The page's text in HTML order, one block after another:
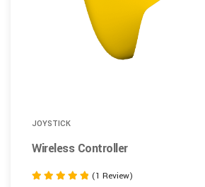
JOYSTICK
Wireless Controller
(1 Review)